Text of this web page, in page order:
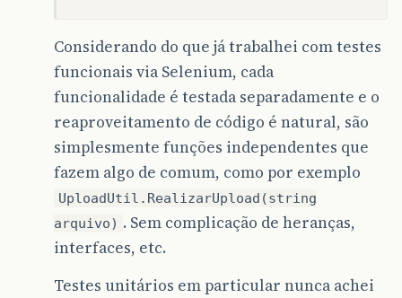
Considerando do que já trabalhei com testes
funcionais via Selenium, cada
funcionalidade é testada separadamente e o
reaproveitamento de código é natural, são
simplesmente funções independentes que
fazem algo de comum, como por exemplo
UploadUtil.RealizarUpload(string
arquivo) . Sem complicação de heranças,
interfaces, etc.
Testes unitários em particular nunca achei